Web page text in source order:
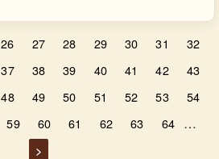
26 27 28 29 30 31
32
37 38 39 40 41 42
43
48 49 50 51 52 53
54
59 60 61 62 63 64 …
>